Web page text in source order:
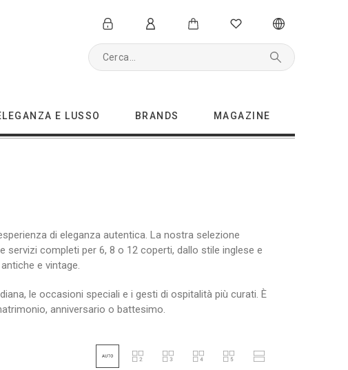
E LUSSO BRANDS MAGAZINE
di eleganza autentica. La nostra selezione
completi per 6, 8 o 12 coperti, dallo stile inglese e
e vintage.
le occasioni speciali e i gesti di ospitalità più curati. È
anniversario o battesimo.